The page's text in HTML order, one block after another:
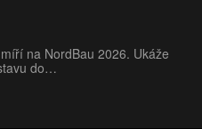
na NordBau 2026. Ukáže
do…